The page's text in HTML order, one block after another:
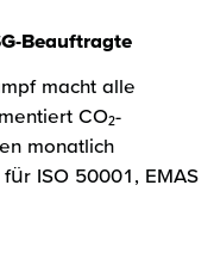
Beauftragte
macht alle
CO₂-
monatlich
ISO 50001, EMAS